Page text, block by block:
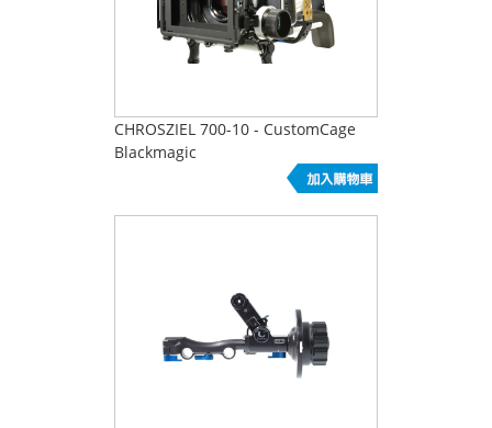
CHROSZIEL 700-10 - CustomCage
Blackmagic